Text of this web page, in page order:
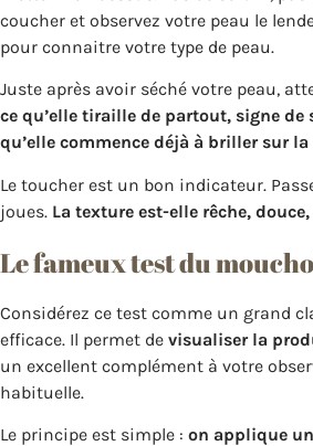
coucher et observez votre peau le
pour connaitre votre type de peau.
Juste après avoir séché votre peau,
ce qu’elle tiraille de partout, signe de
qu’elle commence déjà à briller sur
Le toucher est un bon indicateur.
joues. La texture est-elle rêche,
Le fameux test du
Considérez ce test comme un grand
efficace. Il permet de visualiser la
un excellent complément à votre
habituelle.
Le principe est simple : on applique